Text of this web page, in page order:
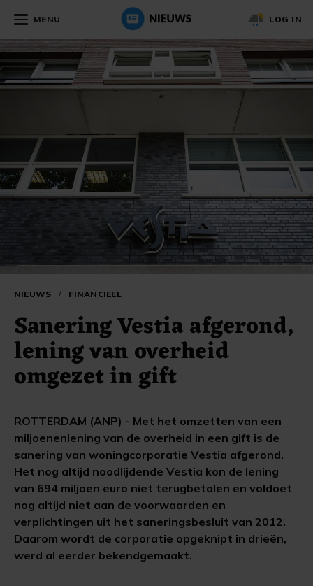
MENU LOG IN
NIEUWS / FINANCIEEL
Sanering Vestia afgerond,
lening van overheid
omgezet in gift
ROTTERDAM (ANP) - Met het omzetten van een
miljoenenlening van de overheid in een gift is de
sanering van woningcorporatie Vestia afgerond.
Het nog altijd noodlijdende Vestia kon de lening
van 694 miljoen euro niet terugbetalen en voldoet
nog altijd niet aan de voorwaarden en
verplichtingen uit het saneringsbesluit van 2012.
Daarom wordt de corporatie opgeknipt in drieën,
werd al eerder bekendgemaakt.